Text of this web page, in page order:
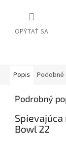
OPÝTAŤ SA
Popis Podobné
Podrobný
Bowl 22